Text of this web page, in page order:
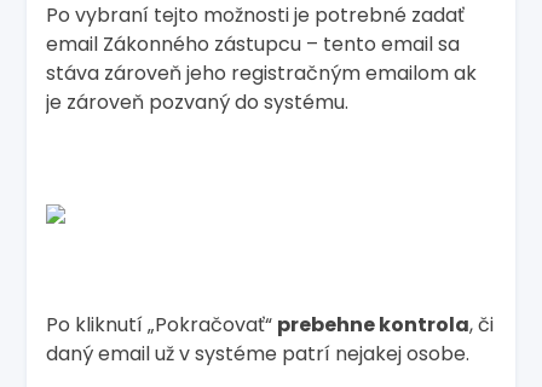
Po vybraní tejto možnosti je potrebné zadať
email Zákonného zástupcu – tento email sa
stáva zároveň jeho registračným emailom ak
je zároveň pozvaný do systému.
Po kliknutí „Pokračovať“ prebehne kontrola, či
daný email už v systéme patrí nejakej osobe.